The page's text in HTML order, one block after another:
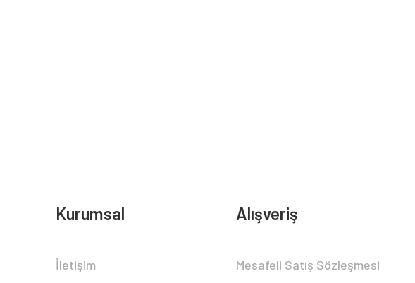
Kurumsal
İletişim
Alışveriş
Mesafeli Satış Sözleşmesi